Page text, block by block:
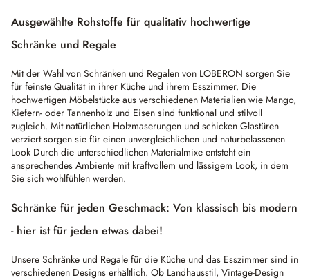
Ausgewählte Rohstoffe für qualitativ hochwertige
Schränke und Regale
Mit der Wahl von Schränken und Regalen von LOBERON sorgen Sie
für feinste Qualität in ihrer Küche und ihrem Esszimmer. Die
hochwertigen Möbelstücke aus verschiedenen Materialien wie Mango,
Kiefern- oder Tannenholz und Eisen sind funktional und stilvoll
zugleich. Mit natürlichen Holzmaserungen und schicken Glastüren
verziert sorgen sie für einen unvergleichlichen und naturbelassenen
Look Durch die unterschiedlichen Materialmixe entsteht ein
ansprechendes Ambiente mit kraftvollem und lässigem Look, in dem
Sie sich wohlfühlen werden.
Schränke für jeden Geschmack: Von klassisch bis modern
- hier ist für jeden etwas dabei!
Unsere Schränke und Regale für die Küche und das Esszimmer sind in
verschiedenen Designs erhältlich. Ob Landhausstil, Vintage-Design